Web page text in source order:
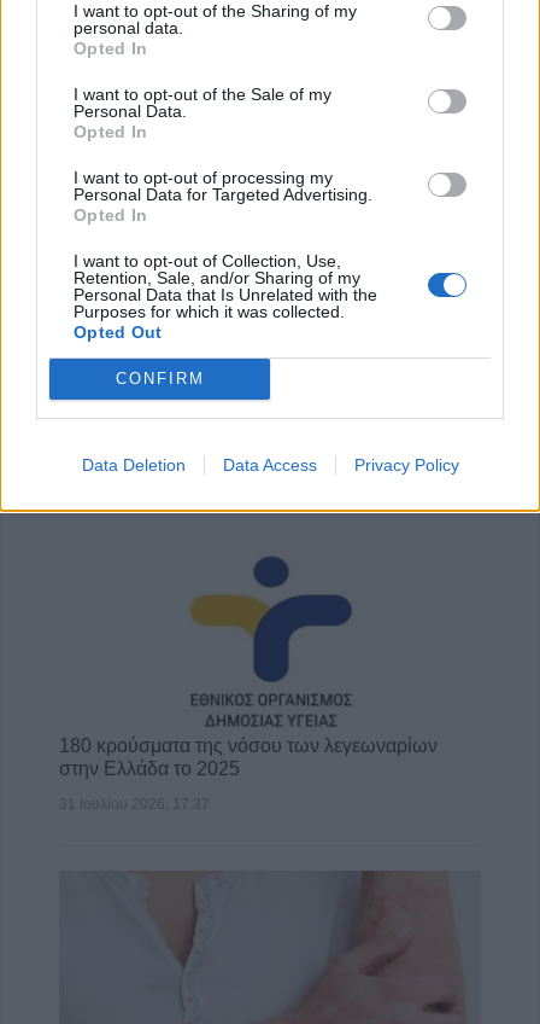
I want to opt-out of the Sharing of my
personal data.
Opted In
I want to opt-out of the Sale of my
Personal Data.
Opted In
I want to opt-out of processing my
Personal Data for Targeted Advertising.
Opted In
I want to opt-out of Collection, Use,
Retention, Sale, and/or Sharing of my
Personal Data that Is Unrelated with the
Purposes for which it was collected.
Opted Out
CONFIRM
Data Deletion Data Access Privacy Policy
180 κρούσματα της νόσου των λεγεωναρίων
στην Ελλάδα το 2025
31 Ιουλίου 2026, 17:37